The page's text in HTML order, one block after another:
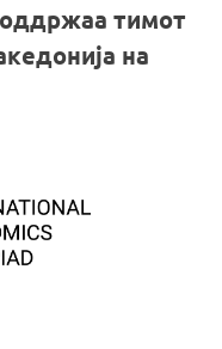
тимот
на